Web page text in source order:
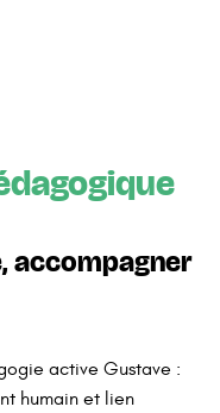
accompagner
active Gustave :
humain et lien